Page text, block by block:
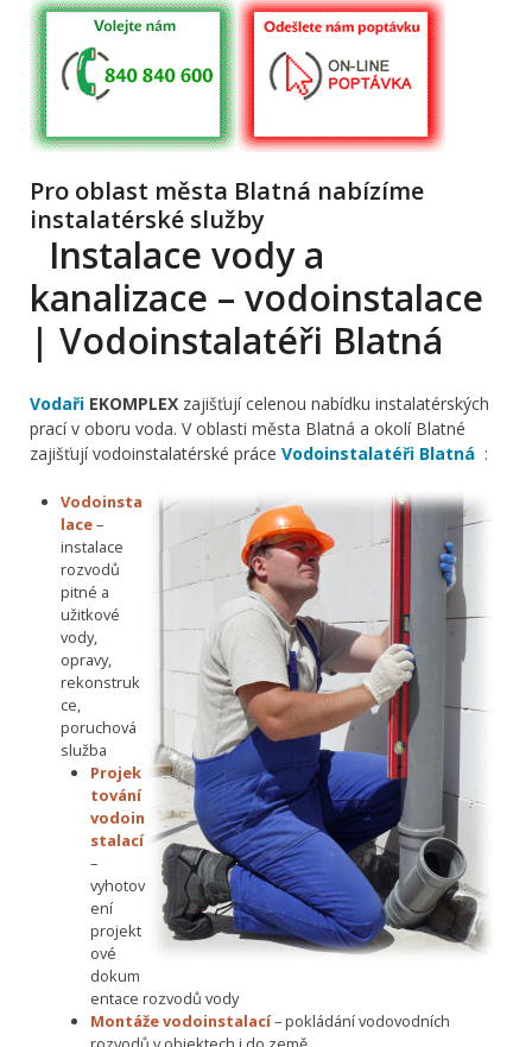
Pro oblast města Blatná nabízíme
instalatérské služby
Instalace vody a
kanalizace – vodoinstalace
| Vodoinstalatéři Blatná
Vodaři EKOMPLEX zajišťují celenou nabídku instalatérských
prací v oboru voda. V oblasti města Blatná a okolí Blatné
zajišťují vodoinstalatérské práce Vodoinstalatéři Blatná :
Vodoinsta
lace–
instalace
rozvodů
pitné a
užitkové
vody,
opravy,
rekonstruk
ce,
poruchová
služba
Projek
tování
vodoin
stalací
–
vyhotov
ení
projekt
ové
dokum
entace rozvodů vody
Montáže vodoinstalací– pokládání vodovodních